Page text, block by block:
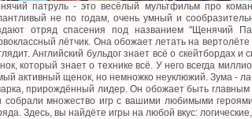
патруль - это весёлый мультфильм про
не по годам, очень умный и
отряд спасения под названием "Щенячий
лётчик. Она обожает летать на
Английский бульдог знает всё о скейтбордах
который знает о технике всё. У него всегда
активный щенок, но немножко неуклюжий. Зума -
прирождённый лидер. Он обожает быть
множество игр с вашими любимыми
Здесь, вы найдёте игры на любой вкус: